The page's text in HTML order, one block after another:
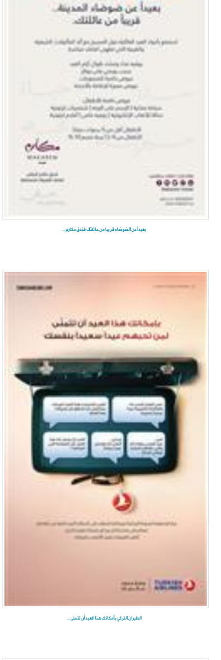
بعيداً عن الضوضاء قريبا من عائلتك فندق مكارم ...
الطيران التركي بأمكانك هذا العيد أن تتمنى ...